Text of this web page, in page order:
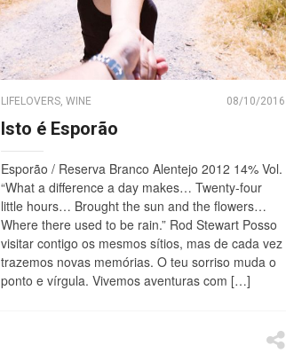
LIFELOVERS, WINE 08/10/2016
Isto é Esporão
Esporão / Reserva Branco Alentejo 2012 14% Vol.
“What a difference a day makes… Twenty-four
little hours… Brought the sun and the flowers…
Where there used to be rain.” Rod Stewart Posso
visitar contigo os mesmos sítios, mas de cada vez
trazemos novas memórias. O teu sorriso muda o
ponto e vírgula. Vivemos aventuras com […]